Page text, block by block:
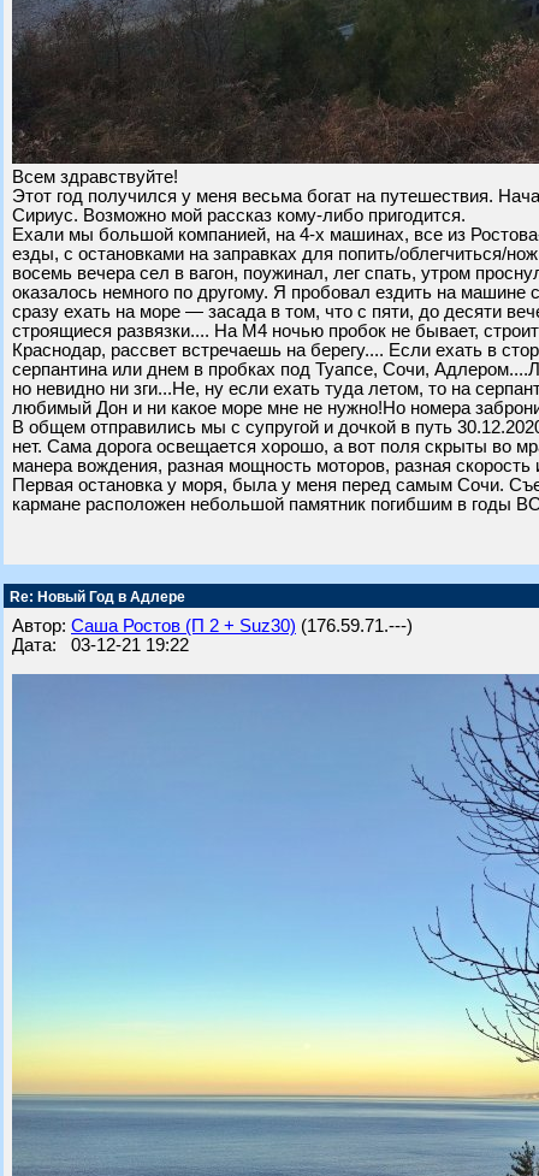
Всем здравствуйте!
Этот год получился у меня весьма богат на путешествия.
Сириус. Возможно мой рассказ кому-либо пригодится.
Ехали мы большой компанией, на 4-х машинах, все из
езды, с остановками на заправках для попить/облегчиться/
восемь вечера сел в вагон, поужинал, лег спать, утром
оказалось немного по другому. Я пробовал ездить на
сразу ехать на море — засада в том, что с пяти, до десяти
строящиеся развязки.... На М4 ночью пробок не бывает,
Краснодар, рассвет встречаешь на берегу.... Если ехать в
серпантина или днем в пробках под Туапсе, Сочи,
но невидно ни зги...Не, ну если ехать туда летом, то на
любимый Дон и ни какое море мне не нужно!Но номера
В общем отправились мы с супругой и дочкой в путь
нет. Сама дорога освещается хорошо, а вот поля скрыты во
манера вождения, разная мощность моторов, разная
Первая остановка у моря, была у меня перед самым Сочи.
кармане расположен небольшой памятник погибшим в годы
Re: Новый Год в Адлере
Автор: Саша Ростов (П 2 + Suz30) (176.59.71.---)
Дата: 03-12-21 19:22